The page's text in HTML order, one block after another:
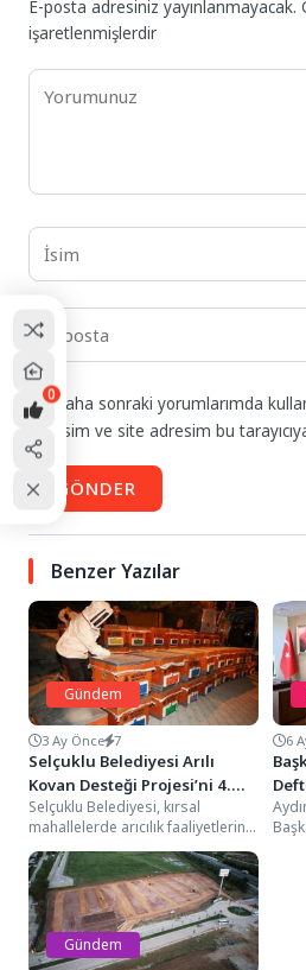
E-posta adresiniz yayınlanmayacak.
işaretlenmişlerdir
Daha sonraki yorumlarımda
adresim ve site adresim bu
GÖNDER
Benzer Yazılar
Gündem
3 Ay Önce 7
Selçuklu Belediyesi Arılı
Kovan Desteği Projesi’ni 4.
Kez Düzenledi
Selçuklu Belediyesi, kırsal
mahallelerde arıcılık faaliyetlerinin
geliştirilmesi ve
sürdürülebilirliğinin artırılması
amacıyla üreticilere desteğini
sürdürüyor. Belediye,...
6
Gündem
0